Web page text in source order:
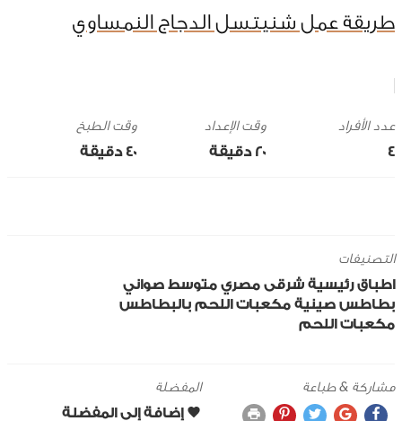
طريقة عمل شنيتسل الدجاج النمساوي
4
وقت الإعداد
20 ‎دقيقة
وقت الطبخ
40 ‎دقيقة
التصنيفات
اطباق رئيسية شرقى مصري متوسط صواني
بطاطس صينية مكعبات اللحم بالبطاطس
مكعبات اللحم
مشاركة & طباعة المفضلة